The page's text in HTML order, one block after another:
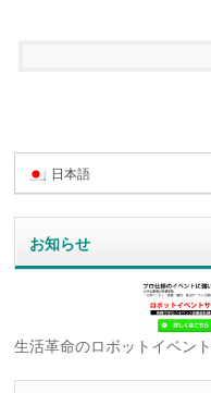
日本語
お知らせ
生活革命のロボットイベン